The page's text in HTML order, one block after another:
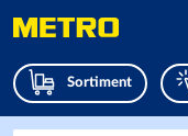
Sortiment